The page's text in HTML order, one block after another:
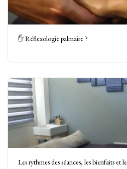
✋ Réflexologie palmaire ?